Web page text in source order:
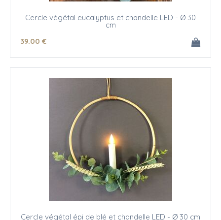
Cercle végétal eucalyptus et chandelle LED - Ø 30
cm
39.00 €
Cercle végétal épi de blé et chandelle LED - Ø 30 cm